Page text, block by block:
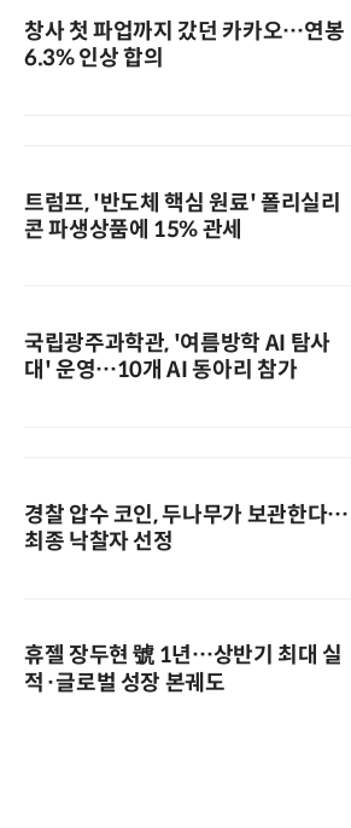
창사 첫 파업까지 갔던 카카오…연봉
6.3% 인상 합의
트럼프, '반도체 핵심 원료' 폴리실리
콘 파생상품에 15% 관세
국립광주과학관, '여름방학 AI 탐사
대' 운영…10개 AI 동아리 참가
경찰 압수 코인, 두나무가 보관한다…
최종 낙찰자 선정
휴젤 장두현 號 1년…상반기 최대 실
적·글로벌 성장 본궤도